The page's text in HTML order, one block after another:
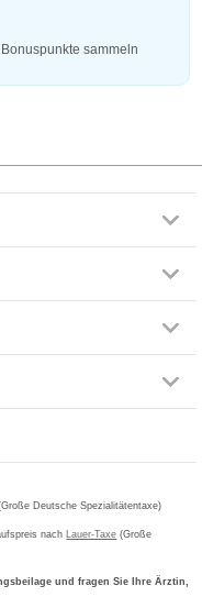
sammeln
Deutsche Spezialitätentaxe)
nach Lauer-Taxe (Große
und fragen Sie Ihre Ärztin,